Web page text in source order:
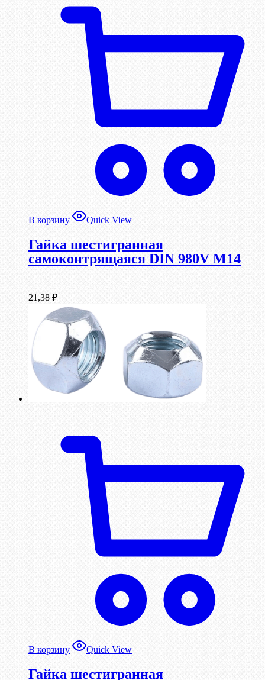
В корзину Quick View
Гайка шестигранная
самоконтрящаяся DIN 980V М14
21,38 ₽
В корзину Quick View
Гайка шестигранная